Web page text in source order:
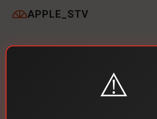
APPLE_STV
⚠️